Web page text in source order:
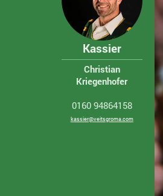
Kassier
Christian
Kriegenhofer
0160 94864158
kassier@veitsgroma.com